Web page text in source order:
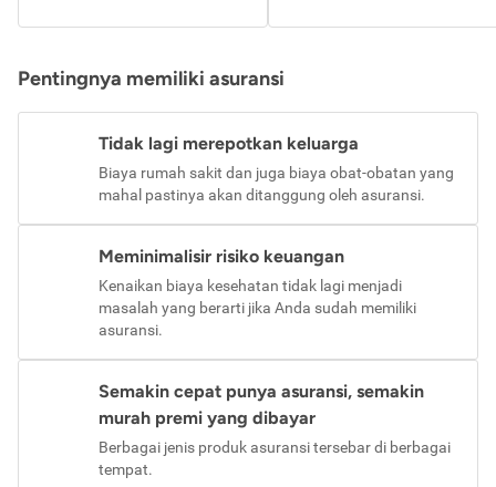
Pentingnya memiliki asuransi
Tidak lagi merepotkan keluarga
Biaya rumah sakit dan juga biaya obat-obatan yang
mahal pastinya akan ditanggung oleh asuransi.
Meminimalisir risiko keuangan
Kenaikan biaya kesehatan tidak lagi menjadi
masalah yang berarti jika Anda sudah memiliki
asuransi.
Semakin cepat punya asuransi, semakin
murah premi yang dibayar
Berbagai jenis produk asuransi tersebar di berbagai
tempat.